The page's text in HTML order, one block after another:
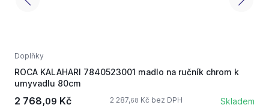
Doplňky
ROCA KALAHARI 7840523001 madlo na ručník chrom k
umyvadlu 80cm
2 768,09 Kč 2 287,68 Kč bez DPH Skladem